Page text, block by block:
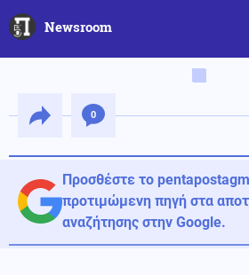
Newsroom
0
Προσθέστε το
προτιμώμενη πηγή στα
αναζήτησης στην Google.